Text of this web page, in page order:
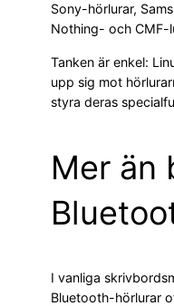
Sony-hörlurar,
Nothing- och CMF-
Tanken är enkel:
upp sig mot
styra deras
Mer än
I vanliga
Bluetooth-hörlurar